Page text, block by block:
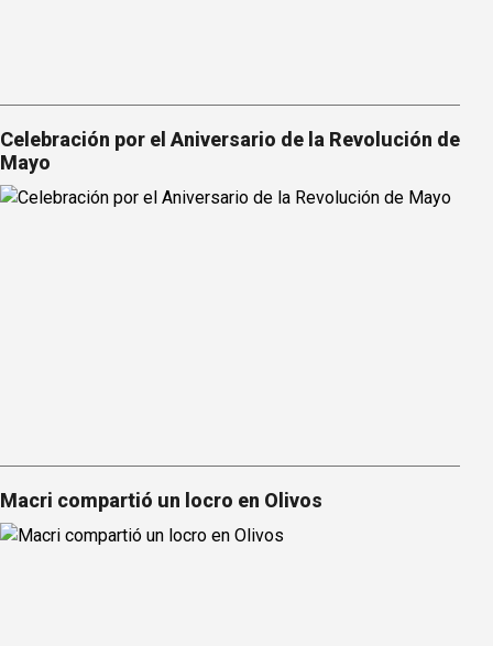
Celebración por el Aniversario de la Revolución de
Mayo
Macri compartió un locro en Olivos